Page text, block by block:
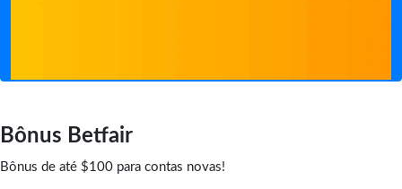
Bônus Betfair
Bônus de até $100 para contas novas!